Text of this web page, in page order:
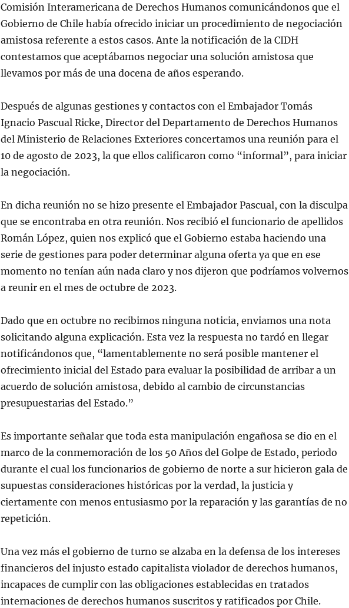
Comisión Interamericana de Derechos Humanos comunicándonos que el
Gobierno de Chile había ofrecido iniciar un procedimiento de negociación
amistosa referente a estos casos. Ante la notificación de la CIDH
contestamos que aceptábamos negociar una solución amistosa que
llevamos por más de una docena de años esperando.
Después de algunas gestiones y contactos con el Embajador Tomás
Ignacio Pascual Ricke, Director del Departamento de Derechos Humanos
del Ministerio de Relaciones Exteriores concertamos una reunión para el
10 de agosto de 2023, la que ellos calificaron como “informal”, para iniciar
la negociación.
En dicha reunión no se hizo presente el Embajador Pascual, con la disculpa
que se encontraba en otra reunión. Nos recibió el funcionario de apellidos
Román López, quien nos explicó que el Gobierno estaba haciendo una
serie de gestiones para poder determinar alguna oferta ya que en ese
momento no tenían aún nada claro y nos dijeron que podríamos volvernos
a reunir en el mes de octubre de 2023.
Dado que en octubre no recibimos ninguna noticia, enviamos una nota
solicitando alguna explicación. Esta vez la respuesta no tardó en llegar
notificándonos que, “lamentablemente no será posible mantener el
ofrecimiento inicial del Estado para evaluar la posibilidad de arribar a un
acuerdo de solución amistosa, debido al cambio de circunstancias
presupuestarias del Estado.”
Es importante señalar que toda esta manipulación engañosa se dio en el
marco de la conmemoración de los 50 Años del Golpe de Estado, periodo
durante el cual los funcionarios de gobierno de norte a sur hicieron gala de
supuestas consideraciones históricas por la verdad, la justicia y
ciertamente con menos entusiasmo por la reparación y las garantías de no
repetición.
Una vez más el gobierno de turno se alzaba en la defensa de los intereses
financieros del injusto estado capitalista violador de derechos humanos,
incapaces de cumplir con las obligaciones establecidas en tratados
internaciones de derechos humanos suscritos y ratificados por Chile.